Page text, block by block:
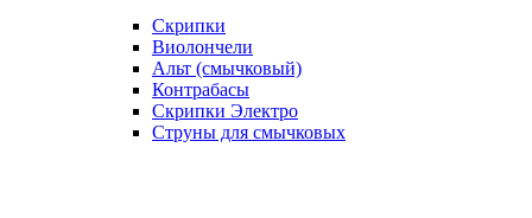
Скрипки
Виолончели
Альт (смычковый)
Контрабасы
Скрипки Электро
Струны для смычковых